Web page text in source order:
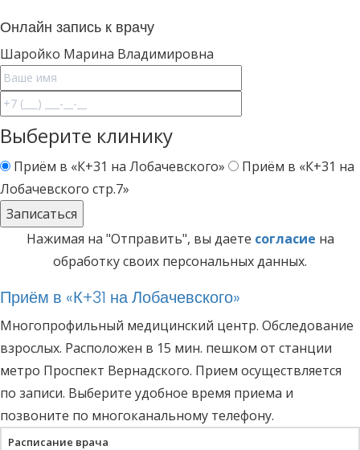
Онлайн запись к врачу
Шаройко Марина Владимировна
Выберите клинику
Приём в «К+31 на Лобачевского»
Приём в «К+31 на
Лобачевского стр.7»
Нажимая на "Отправить", вы даете согласие на
обработку своих персональных данных.
Приём в «К+31 на Лобачевского»
Многопрофильный медицинский центр. Обследование
взрослых. Расположен в 15 мин. пешком от станции
метро Проспект Вернадского. Прием осуществляется
по записи. Выберите удобное время приема и
позвоните по многоканальному телефону.
Расписание врача